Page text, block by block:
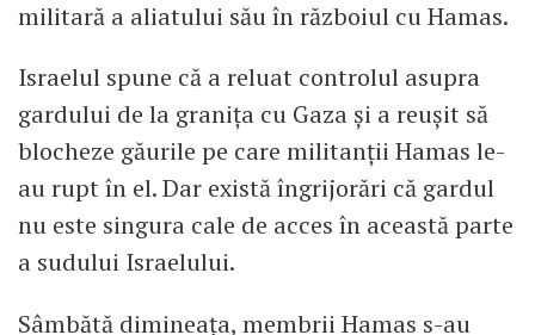
militară a aliatului său în războiul cu Hamas.
Israelul spune că a reluat controlul asupra
gardului de la granița cu Gaza și a reușit să
blocheze găurile pe care militanții Hamas le-
au rupt în el. Dar există îngrijorări că gardul
nu este singura cale de acces în această parte
a sudului Israelului.
Sâmbătă dimineața, membrii Hamas s-au